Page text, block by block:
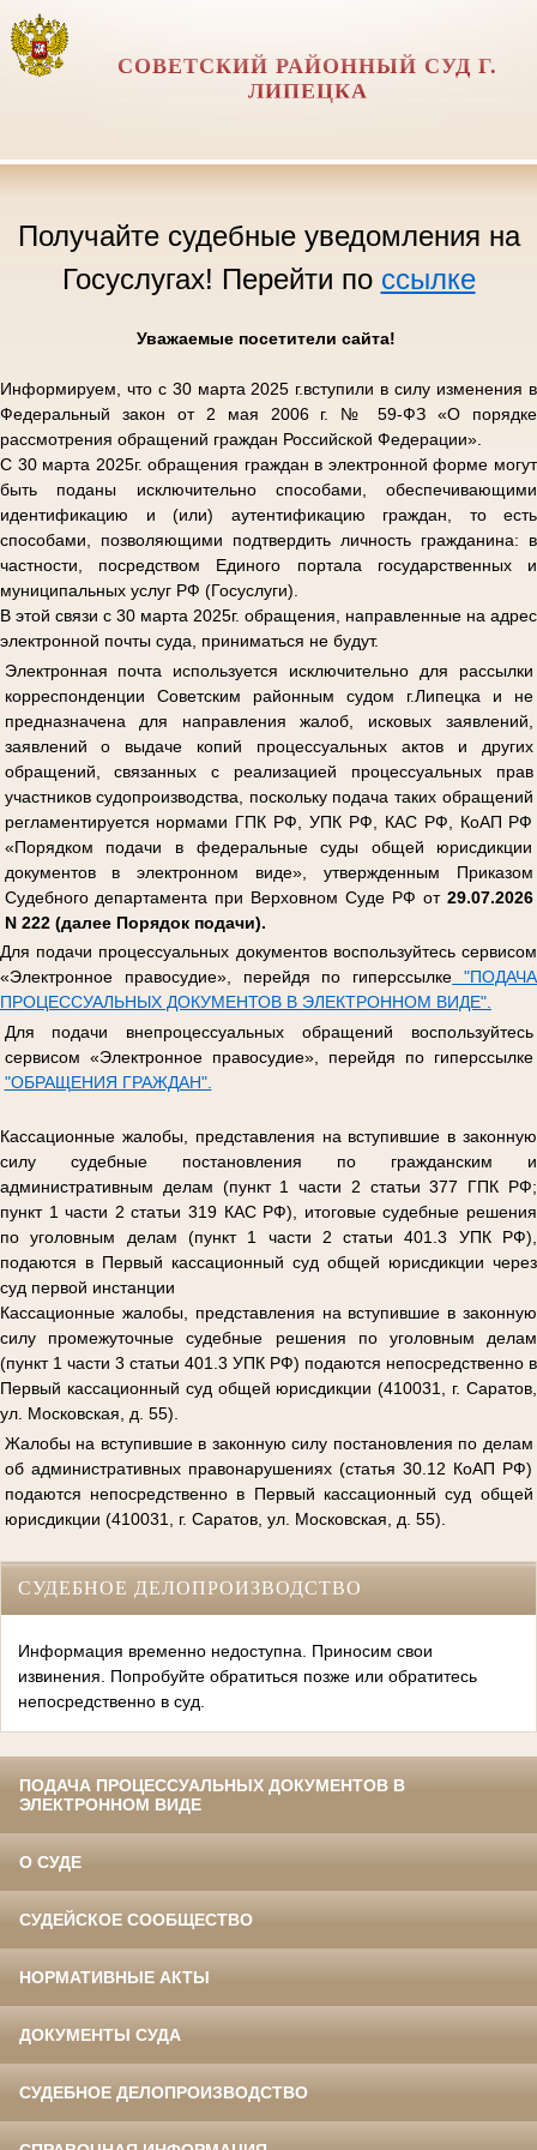
СОВЕТСКИЙ РАЙОННЫЙ СУД Г.
ЛИПЕЦКА
Получайте судебные уведомления на
Госуслугах! Перейти по ссылке
Уважаемые посетители сайта!
Информируем, что с 30 марта 2025 г.вступили в силу изменения в
Федеральный закон от 2 мая 2006 г. № 59-ФЗ «О порядке
рассмотрения обращений граждан Российской Федерации».
С 30 марта 2025г. обращения граждан в электронной форме могут
быть поданы исключительно способами, обеспечивающими
идентификацию и (или) аутентификацию граждан, то есть
способами, позволяющими подтвердить личность гражданина: в
частности, посредством Единого портала государственных и
муниципальных услуг РФ (Госуслуги).
В этой связи с 30 марта 2025г. обращения, направленные на адрес
электронной почты суда, приниматься не будут.
Электронная почта используется исключительно для рассылки
корреспонденции Советским районным судом г.Липецка и не
предназначена для направления жалоб, исковых заявлений,
заявлений о выдаче копий процессуальных актов и других
обращений, связанных с реализацией процессуальных прав
участников судопроизводства, поскольку подача таких обращений
регламентируется нормами ГПК РФ, УПК РФ, КАС РФ, КоАП РФ
«Порядком подачи в федеральные суды общей юрисдикции
документов в электронном виде», утвержденным Приказом
Судебного департамента при Верховном Суде РФ от 29.07.2026
N 222 (далее Порядок подачи).
Для подачи процессуальных документов воспользуйтесь сервисом
«Электронное правосудие», перейдя по гиперссылке "ПОДАЧА
ПРОЦЕССУАЛЬНЫХ ДОКУМЕНТОВ В ЭЛЕКТРОННОМ ВИДЕ".
Для подачи внепроцессуальных обращений воспользуйтесь
сервисом «Электронное правосудие», перейдя по гиперссылке
"ОБРАЩЕНИЯ ГРАЖДАН".
Кассационные жалобы, представления на вступившие в законную
силу судебные постановления по гражданским и
административным делам (пункт 1 части 2 статьи 377 ГПК РФ;
пункт 1 части 2 статьи 319 КАС РФ), итоговые судебные решения
по уголовным делам (пункт 1 части 2 статьи 401.3 УПК РФ),
подаются в Первый кассационный суд общей юрисдикции через
суд первой инстанции
Кассационные жалобы, представления на вступившие в законную
силу промежуточные судебные решения по уголовным делам
(пункт 1 части 3 статьи 401.3 УПК РФ) подаются непосредственно в
Первый кассационный суд общей юрисдикции (410031, г. Саратов,
ул. Московская, д. 55).
Жалобы на вступившие в законную силу постановления по делам
об административных правонарушениях (статья 30.12 КоАП РФ)
подаются непосредственно в Первый кассационный суд общей
юрисдикции (410031, г. Саратов, ул. Московская, д. 55).
СУДЕБНОЕ ДЕЛОПРОИЗВОДСТВО
Информация временно недоступна. Приносим свои
извинения. Попробуйте обратиться позже или обратитесь
непосредственно в суд.
ПОДАЧА ПРОЦЕССУАЛЬНЫХ ДОКУМЕНТОВ В
ЭЛЕКТРОННОМ ВИДЕ
О СУДЕ
СУДЕЙСКОЕ СООБЩЕСТВО
НОРМАТИВНЫЕ АКТЫ
ДОКУМЕНТЫ СУДА
СУДЕБНОЕ ДЕЛОПРОИЗВОДСТВО